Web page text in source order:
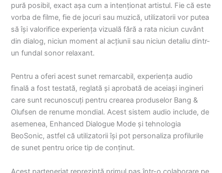
pură posibil, exact așa cum a intenționat artistul. Fie că este
vorba de filme, fie de jocuri sau muzică, utilizatorii vor putea
să își valorifice experiența vizuală fără a rata niciun cuvânt
din dialog, niciun moment al acțiunii sau niciun detaliu dintr-
un fundal sonor relaxant.
Pentru a oferi acest sunet remarcabil, experiența audio
finală a fost testată, reglată și aprobată de aceiași ingineri
care sunt recunoscuți pentru crearea produselor Bang &
Olufsen de renume mondial. Acest sistem audio include, de
asemenea, Enhanced Dialogue Mode și tehnologia
BeoSonic, astfel că utilizatorii își pot personaliza profilurile
de sunet pentru orice tip de conținut.